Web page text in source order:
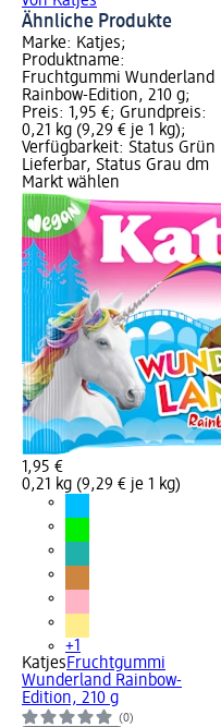
Ähnliche Produkte
Marke: Katjes;
Produktname:
Fruchtgummi Wunderland
Rainbow-Edition, 210 g;
Preis: 1,95 €; Grundpreis:
0,21 kg (9,29 € je 1 kg);
Verfügbarkeit: Status Grün
Lieferbar, Status Grau dm
Markt wählen
1,95 €
0,21 kg (9,29 € je 1 kg)
+1
KatjesFruchtgummi
Wunderland Rainbow-
Edition, 210 g
(0)